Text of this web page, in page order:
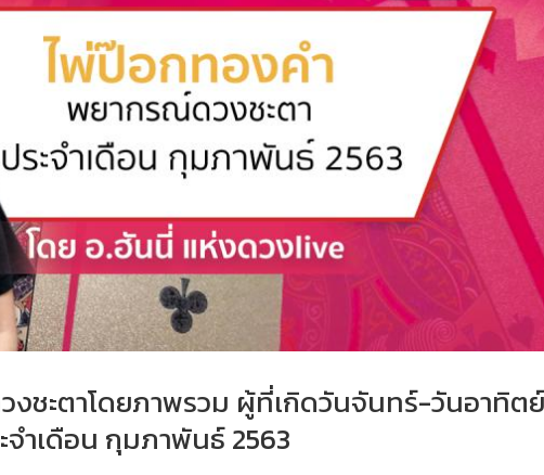
ชะตาโดยภาพรวม ผู้ที่เกิดวันจันทร์-วันอาทิตย์
จำเดือน กุมภาพันธ์ 2563